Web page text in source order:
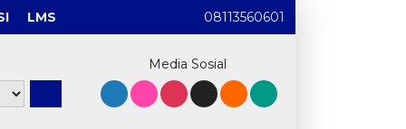
LMS 08113560601
Media Sosial